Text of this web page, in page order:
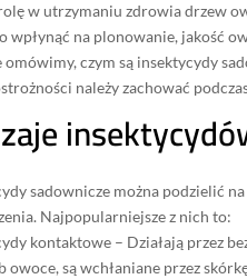
w utrzymaniu zdrowia drzew
wpłynąć na plonowanie, jakość
czym są insektycydy
należy zachować
sadownicze można podzielić
Najpopularniejsze z nich to:
kontaktowe – Działają przez
owoce, są wchłaniane przez